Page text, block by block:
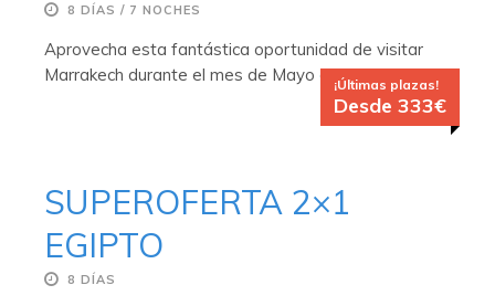
8 DÍAS / 7 NOCHES
Aprovecha esta fantástica oportunidad de visitar
Marrakech durante el mes de Mayo del 2019¡Últimas plazas!
Desde 333€
SUPEROFERTA 2×1
EGIPTO
8 DÍAS